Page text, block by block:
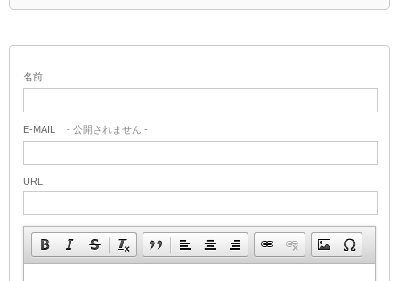
名前
E-MAIL - 公開されません -
URL